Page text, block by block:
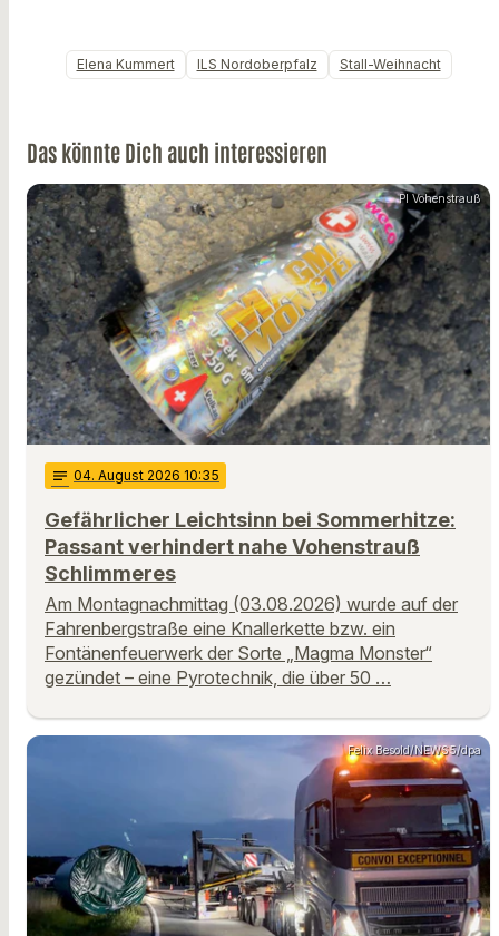
Elena Kummert ILS Nordoberpfalz Stall-Weihnacht
Das könnte Dich auch interessieren
PI Vohenstrauß
notes 04. August 2026 10:35
Gefährlicher Leichtsinn bei Sommerhitze:
Passant verhindert nahe Vohenstrauß
Schlimmeres
Am Montagnachmittag (03.08.2026) wurde auf der
Fahrenbergstraße eine Knallerkette bzw. ein
Fontänenfeuerwerk der Sorte „Magma Monster“
gezündet – eine Pyrotechnik, die über 50 …
Felix Besold/NEWS5/dpa